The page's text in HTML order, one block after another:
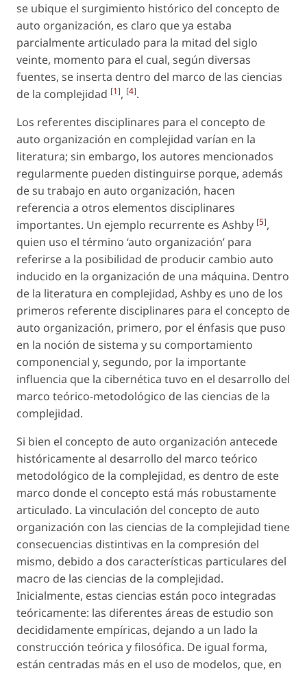
se ubique el surgimiento histórico del concepto de
auto organización, es claro que ya estaba
parcialmente articulado para la mitad del siglo
veinte, momento para el cual, según diversas
fuentes, se inserta dentro del marco de las ciencias
de la complejidad [1], [4].
Los referentes disciplinares para el concepto de
auto organización en complejidad varían en la
literatura; sin embargo, los autores mencionados
regularmente pueden distinguirse porque, además
de su trabajo en auto organización, hacen
referencia a otros elementos disciplinares
importantes. Un ejemplo recurrente es Ashby [5],
quien uso el término ‘auto organización’ para
referirse a la posibilidad de producir cambio auto
inducido en la organización de una máquina. Dentro
de la literatura en complejidad, Ashby es uno de los
primeros referente disciplinares para el concepto de
auto organización, primero, por el énfasis que puso
en la noción de sistema y su comportamiento
componencial y, segundo, por la importante
influencia que la cibernética tuvo en el desarrollo del
marco teórico-metodológico de las ciencias de la
complejidad.
Si bien el concepto de auto organización antecede
históricamente al desarrollo del marco teórico
metodológico de la complejidad, es dentro de este
marco donde el concepto está más robustamente
articulado. La vinculación del concepto de auto
organización con las ciencias de la complejidad tiene
consecuencias distintivas en la compresión del
mismo, debido a dos características particulares del
macro de las ciencias de la complejidad.
Inicialmente, estas ciencias están poco integradas
teóricamente: las diferentes áreas de estudio son
decididamente empíricas, dejando a un lado la
construcción teórica y filosófica. De igual forma,
están centradas más en el uso de modelos, que, en